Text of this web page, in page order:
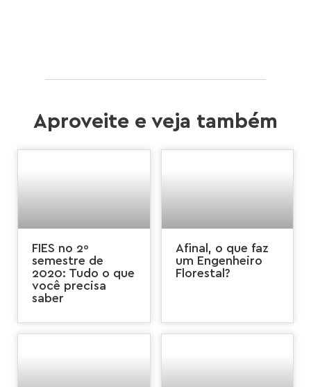
Aproveite e veja também
FIES no 2º
semestre de
2020: Tudo o que
você precisa
saber
Afinal, o que faz
um Engenheiro
Florestal?